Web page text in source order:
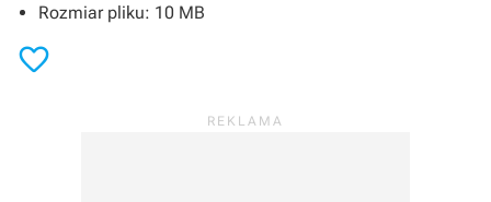
Rozmiar pliku: 10 MB
